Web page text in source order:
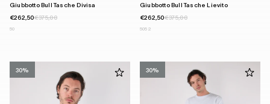
Giubbotto Bull Tasche Divisa
€262,50€375,00
50
Giubbotto Bull Tasche Lievito
€262,50€375,00
5052
30% 30%